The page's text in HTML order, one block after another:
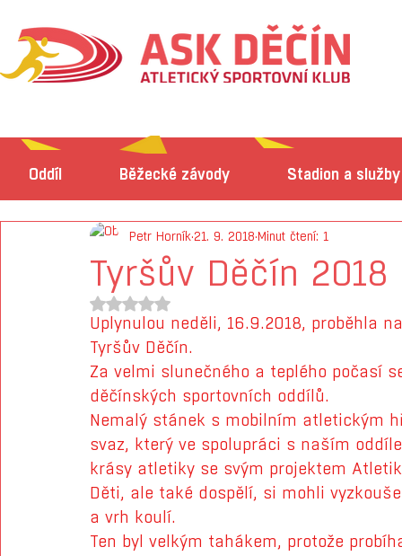
Oddíl Běžecké závody Stadion a služby
Tyršův Děčín 2018
Petr Horník 21. 9. 2018 Minut čtení: 1
Hodnoceno NaN z 5 hvězdiček.
Uplynulou neděli, 16.9.2018, proběhla
Tyršův Děčín.
Za velmi slunečného a teplého počasí
děčínských sportovních oddílů.
Nemalý stánek s mobilním atletickým
svaz, který ve spolupráci s naším
krásy atletiky se svým projektem
Děti, ale také dospělí, si mohli
a vrh koulí.
Ten byl velkým tahákem, protože